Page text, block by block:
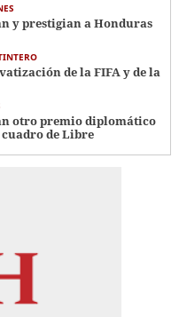
y prestigian a Honduras
de la FIFA y de la
otro premio diplomático
de Libre